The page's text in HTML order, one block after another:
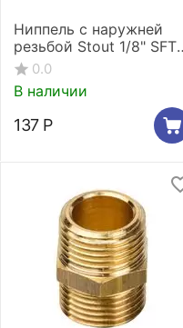
Ниппель с наружней
резьбой Stout 1/8" SFT-
0003-001818
0.0
В наличии
137 Р